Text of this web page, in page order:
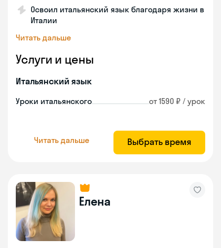
Освоил итальянский язык благодаря жизни в
Италии
Читать дальше
Услуги и цены
Итальянский язык
Уроки итальянского от 1590 ₽ / урок
Читать дальше Выбрать время
Елена